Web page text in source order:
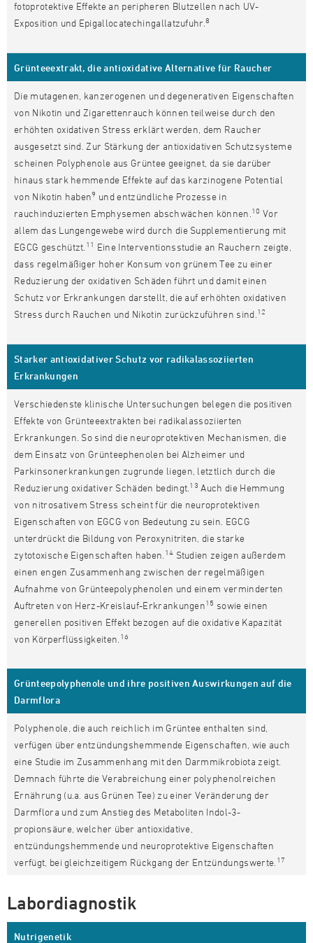
fotoprotektive Effekte an peripheren Blutzellen nach UV-
Exposition und Epigallocatechingallatzufuhr.8
Grünteeextrakt, die antioxidative Alternative für Raucher
Die mutagenen, kanzerogenen und degenerativen Eigenschaften
von Nikotin und Zigarettenrauch können teilweise durch den
erhöhten oxidativen Stress erklärt werden, dem Raucher
ausgesetzt sind. Zur Stärkung der antioxidativen Schutzsysteme
scheinen Polyphenole aus Grüntee geeignet, da sie darüber
hinaus stark hemmende Effekte auf das karzinogene Potential
von Nikotin haben9 und entzündliche Prozesse in
rauchinduzierten Emphysemen abschwächen können. 10 Vor
allem das Lungengewebe wird durch die Supplementierung mit
EGCG geschützt. 11 Eine Interventionsstudie an Rauchern zeigte,
dass regelmäßiger hoher Konsum von grünem Tee zu einer
Reduzierung der oxidativen Schäden führt und damit einen
Schutz vor Erkrankungen darstellt, die auf erhöhten oxidativen
Stress durch Rauchen und Nikotin zurückzuführen sind. 12
Starker antioxidativer Schutz vor radikalassoziierten
Erkrankungen
Verschiedenste klinische Untersuchungen belegen die positiven
Effekte von Grünteeextrakten bei radikalassoziierten
Erkrankungen. So sind die neuroprotektiven Mechanismen, die
dem Einsatz von Grünteephenolen bei Alzheimer und
Parkinsonerkrankungen zugrunde liegen, letztlich durch die
Reduzierung oxidativer Schäden bedingt. 13 Auch die Hemmung
von nitrosativem Stress scheint für die neuroprotektiven
Eigenschaften von EGCG von Bedeutung zu sein. EGCG
unterdrückt die Bildung von Peroxynitriten, die starke
zytotoxische Eigenschaften haben. 14 Studien zeigen außerdem
einen engen Zusammenhang zwischen der regelmäßigen
Aufnahme von Grünteepolyphenolen und einem verminderten
Auftreten von Herz-Kreislauf-Erkrankungen15 sowie einen
generellen positiven Effekt bezogen auf die oxidative Kapazität
von Körperflüssigkeiten. 16
Grünteepolyphenole und ihre positiven Auswirkungen auf die
Darmflora
Polyphenole, die auch reichlich im Grüntee enthalten sind,
verfügen über entzündungshemmende Eigenschaften, wie auch
eine Studie im Zusammenhang mit den Darmmikrobiota zeigt.
Demnach führte die Verabreichung einer polyphenolreichen
Ernährung (u.a. aus Grünen Tee) zu einer Veränderung der
Darmflora und zum Anstieg des Metaboliten Indol-3-
propionsäure, welcher über antioxidative,
entzündungshemmende und neuroprotektive Eigenschaften
verfügt, bei gleichzeitigem Rückgang der Entzündungswerte. 17
Labordiagnostik
Nutrigenetik